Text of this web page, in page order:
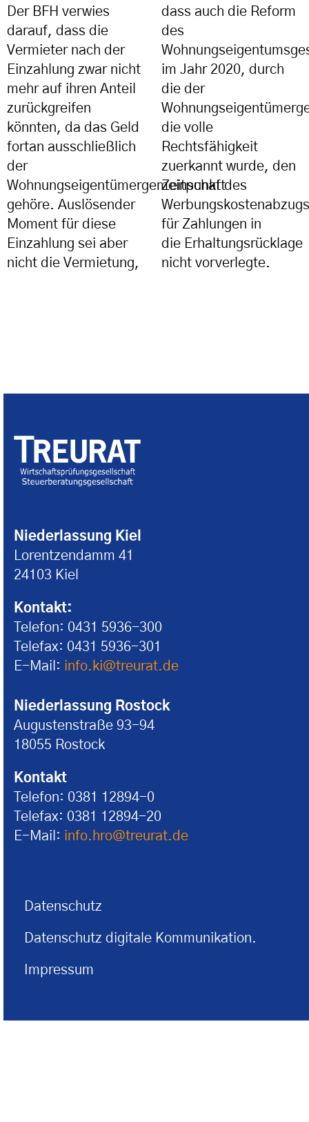
Der BFH verwies
darauf, dass die
Vermieter nach der
Einzahlung zwar nicht
mehr auf ihren Anteil
zurückgreifen
könnten, da das Geld
fortan ausschließlich
der
Wohnungseigentümergemeinschaft
gehöre. Auslösender
Moment für diese
Einzahlung sei aber
nicht die Vermietung,
dass auch die Reform
des
im Jahr 2020, durch
die der
die volle
Rechtsfähigkeit
zuerkannt wurde, den
Zeitpunkt des
Werbungskostenabzugs
für Zahlungen in
die Erhaltungsrücklage
nicht vorverlegte.
Niederlassung Kiel
Lorentzendamm 41
24103 Kiel
Kontakt:
Telefon: 0431 5936-300
Telefax: 0431 5936-301
E-Mail: info.ki@treurat.de
Niederlassung Rostock
Augustenstraße 93-94
18055 Rostock
Kontakt
Telefon: 0381 12894-0
Telefax: 0381 12894-20
E-Mail: info.hro@treurat.de
Datenschutz
Datenschutz digitale Kommunikation.
Impressum